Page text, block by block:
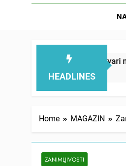
HEADLINES
4 stvari ne govori ni rodu
Home MAGAZIN
ZANIMLJIVOSTI